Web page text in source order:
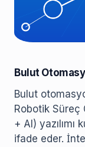
Bulut
Bulut
Robotik Süreç
+ AI)
ifade eder.